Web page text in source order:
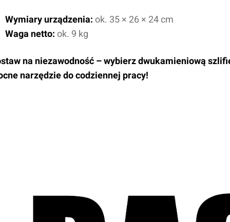
Wymiary urządzenia: ok. 35 × 26 × 24 cm
Waga netto: ok. 9 kg
na niezawodność – wybierz dwukamieniową
narzędzie do codziennej pracy!